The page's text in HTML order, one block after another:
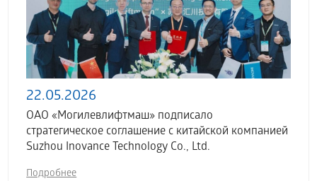
22.05.2026
ОАО «Могилевлифтмаш» подписало
стратегическое соглашение с китайской компанией
Suzhou Inovance Technology Co., Ltd.
Подробнее